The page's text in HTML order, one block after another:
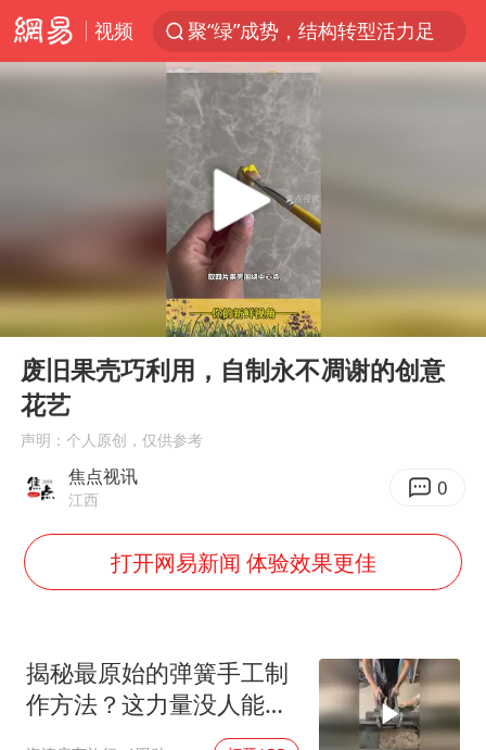
视频
聚“绿”成势，结构转型活力足
维持强台风级！白海豚直奔华东沿海
印度暴发金迪普拉病毒
陕西潼关强降雨引发土崖滑坡1人失联
24小时不关空调 电费反而更低？
“梅姨”已是老年人 死刑或适用受限
美国退回1000亿美元关税
你常吃的兰州拉面要改名了
河南试行周五下午弹性离岗
南大数院院长疑辞职信里写不想干了
李亚鹏向地铁吐血女孩捐99999元
新华社权威快报|我国编制完成新版全月地质图
中国经济展现强大韧性和活力
Play
00:26
废旧果壳巧利用，自制永不凋谢的创意
花艺
声明：个人原创，仅供参考
焦点视讯
江西 0
打开网易新闻 体验效果更佳
揭秘最原始的弹簧手工制
作方法？这力量没人能做